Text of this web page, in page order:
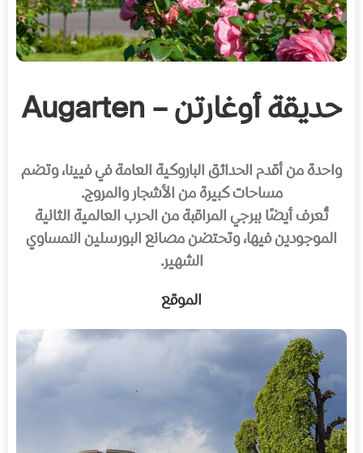
حديقة أوغارتن – Augarten
واحدة من أقدم الحدائق الباروكية العامة في فيينا، وتضم
مساحات كبيرة من الأشجار والمروج.
تُعرف أيضًا ببرجي المراقبة من الحرب العالمية الثانية
الموجودين فيها، وتحتضن مصانع البورسلين النمساوي
الشهير.
الموقع